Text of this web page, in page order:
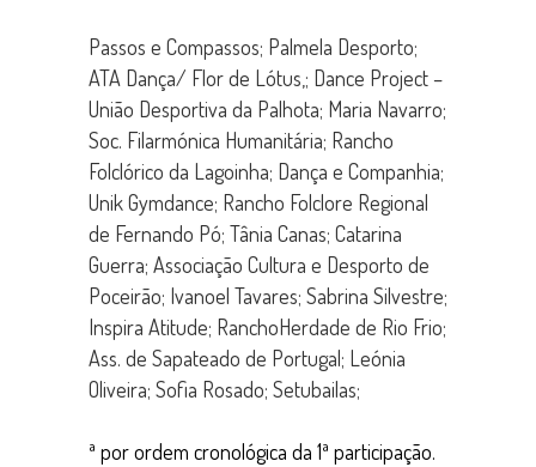
Passos e Compassos; Palmela Desporto;
ATA Dança/ Flor de Lótus,; Dance Project –
União Desportiva da Palhota; Maria Navarro;
Soc. Filarmónica Humanitária; Rancho
Folclórico da Lagoinha; Dança e Companhia;
Unik Gymdance; Rancho Folclore Regional
de Fernando Pó; Tânia Canas; Catarina
Guerra; Associação Cultura e Desporto de
Poceirão; Ivanoel Tavares; Sabrina Silvestre;
Inspira Atitude; RanchoHerdade de Rio Frio;
Ass. de Sapateado de Portugal; Leónia
Oliveira; Sofia Rosado; Setubailas;
ª por ordem cronológica da 1ª participação.